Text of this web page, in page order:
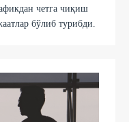
четга чиқиш
бўлиб турибди.